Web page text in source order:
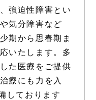
強迫性障害とい
気分障害など
期から思春期ま
いたします。多
た医療をご提供
療にも力を入
しております